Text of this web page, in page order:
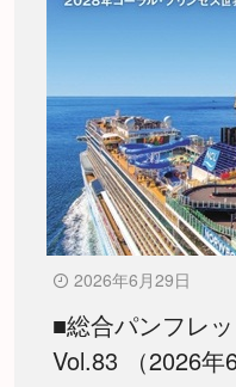
2026年6月29日
■総合パンフレ
Vol.83 （2026年